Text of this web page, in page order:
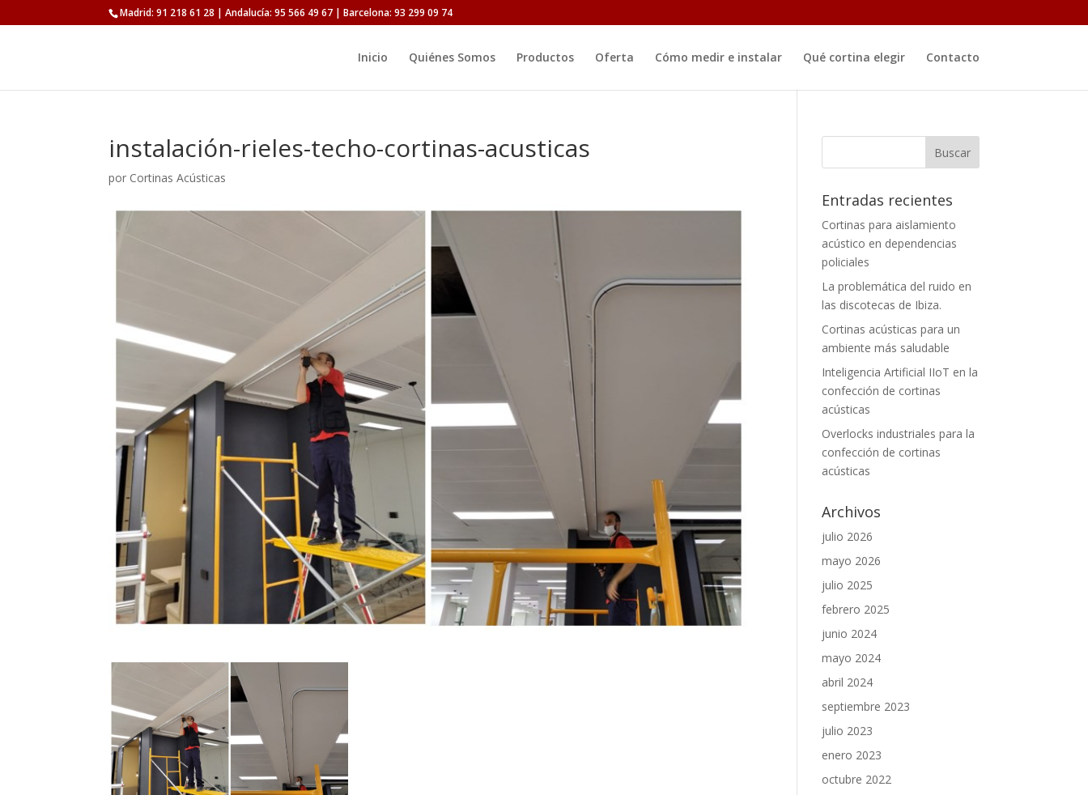
Madrid: 91 218 61 28 | Andalucía: 95 566 49 67 | Barcelona: 93 299 09 74
Inicio Quiénes Somos Productos Oferta Cómo medir e instalar Qué cortina elegir Contacto
instalación-rieles-techo-cortinas-acusticas
por Cortinas Acústicas
Entradas recientes
Cortinas para aislamiento
acústico en dependencias
policiales
La problemática del ruido en
las discotecas de Ibiza.
Cortinas acústicas para un
ambiente más saludable
Inteligencia Artificial IIoT en la
confección de cortinas
acústicas
Overlocks industriales para la
confección de cortinas
acústicas
Archivos
julio 2026
mayo 2026
julio 2025
febrero 2025
junio 2024
mayo 2024
abril 2024
septiembre 2023
julio 2023
enero 2023
octubre 2022